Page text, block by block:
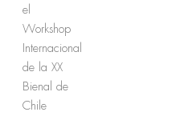
el
Workshop
Internacional
de la XX
Bienal de
Chile